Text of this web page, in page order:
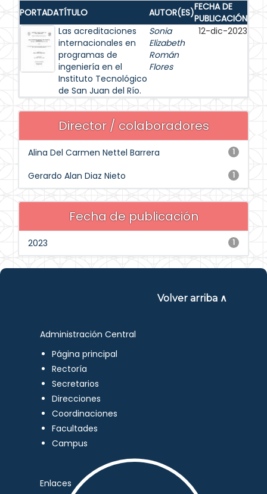
PORTADATÍTULO AUTOR(ES)FECHA DE
PUBLICACIÓN
Las acreditaciones
internacionales en
programas de
ingeniería en el
Instituto Tecnológico
de San Juan del Río.
Sonia
Elizabeth
Román
Flores
12-dic-2023
Director / colaboradores
1
Alina Del Carmen Nettel Barrera
1
Gerardo Alan Diaz Nieto
Fecha de publicación
1
2023
Volver arriba ∧
Administración Central
Página principal
Rectoría
Secretarios
Direcciones
Coordinaciones
Facultades
Campus
Enlaces